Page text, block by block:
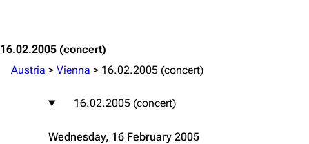
16.02.2005 (concert)
Austria > Vienna > 16.02.2005 (concert)
16.02.2005 (concert)
Wednesday, 16 February 2005